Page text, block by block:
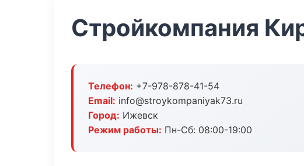
Стройкомпания
Телефон: +7-978-878-41-54
Email: info@stroykompaniyak73.ru
Город: Ижевск
Режим работы: Пн-Сб: 08:00-19:00